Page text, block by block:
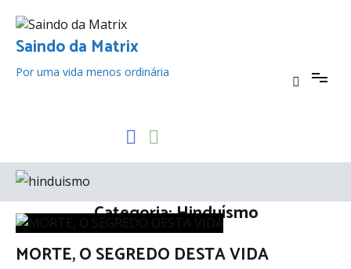
para
Saindo da Matrix
Por uma vida menos ordinária
Categoria:Hinduísmo
MORTE, O SEGREDO DESTA VIDA